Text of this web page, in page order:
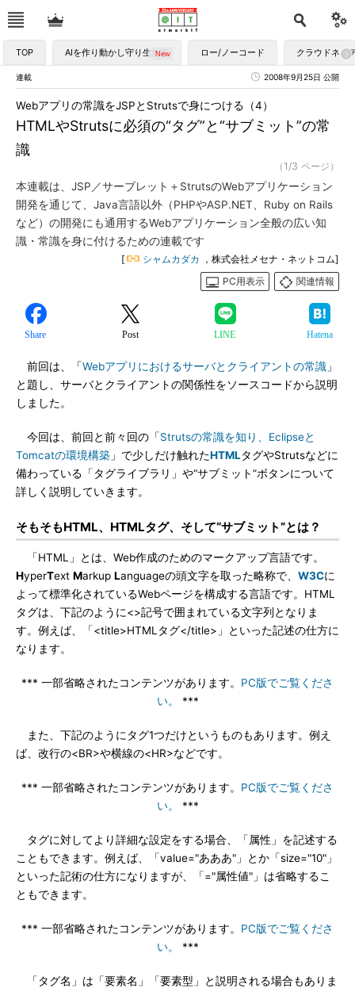
TOP AIを作り動かし守り生かす ロー/ノーコード クラウドネイ
連載 2008年9月25日 公開
HTMLやStrutsに必須の“タグ”と“サブミット”の常
識
Webアプリの常識をJSPとStrutsで身につける（4）
（1/3 ページ）
本連載は、JSP／サーブレット＋StrutsのWebアプリケーション
開発を通じて、Java言語以外（PHPやASP.NET、Ruby on Rails
など）の開発にも通用するWebアプリケーション全般の広い知
識・常識を身に付けるための連載です
[ シャムカダカ
，株式会社メセナ・ネットコム]
PC用表示
関連情報
Share Post LINE Hatena
前回は、「Webアプリにおけるサーバとクライアントの常識 」
と題し、サーバとクライアントの関係性をソースコードから説明
しました。
今回は、前回と前々回の「Strutsの常識を知り、Eclipseと
Tomcatの環境構築 」で少しだけ触れたHTMLタグやStrutsなどに
備わっている「タグライブラリ」や“サブミット”ボタンについて
詳しく説明していきます。
そもそもHTML、HTMLタグ、そして“サブミット”とは？
「HTML」とは、Web作成のためのマークアップ言語です。
HyperText Markup Languageの頭文字を取った略称で、 W3Cに
よって標準化されているWebページを構成する言語です。HTML
タグは、下記のように<>記号で囲まれている文字列となりま
す。例えば、「<title>HTMLタグ</title>」といった記述の仕方に
なります。
*** 一部省略されたコンテンツがあります。 PC版でご覧くださ
い。
***
また、下記のようにタグ1つだけというものもあります。例え
ば、改行の<BR>や横線の<HR>などです。
*** 一部省略されたコンテンツがあります。 PC版でご覧くださ
い。
***
タグに対してより詳細な設定をする場合、「属性」を記述する
こともできます。例えば、「value="あああ"」とか「size="10"」
といった記術の仕方になりますが、「="属性値"」は省略するこ
ともできます。
*** 一部省略されたコンテンツがあります。 PC版でご覧くださ
い。
***
「タグ名」は「要素名」「要素型」と説明される場合もありま